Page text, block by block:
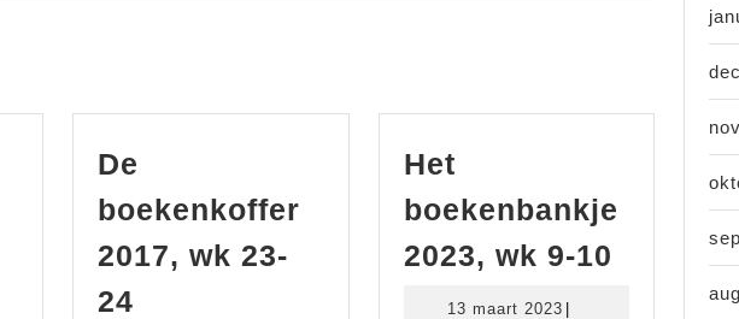
De
boekenkoffer
2017, wk 23-
24
Het
boekenbankje
2023, wk 9-10
13 maart 202313